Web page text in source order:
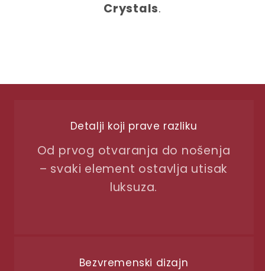
Crystals.
Detalji koji prave razliku
Od prvog otvaranja do nošenja
– svaki element ostavlja utisak
luksuza.
Bezvremenski dizajn